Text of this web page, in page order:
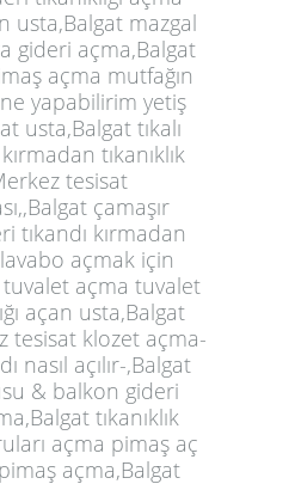
usta,Balgat mazgal
gideri açma,Balgat
açma mutfağın
yapabilirim yetiş
usta,Balgat tıkalı
tıkanıklık
tesisat
çamaşır
tıkandı kırmadan
açmak için
açma tuvalet
açan usta,Balgat
tesisat klozet açma-
nasıl açılır-,Balgat
& balkon gideri
tıkanıklık
açma pimaş aç
açma,Balgat